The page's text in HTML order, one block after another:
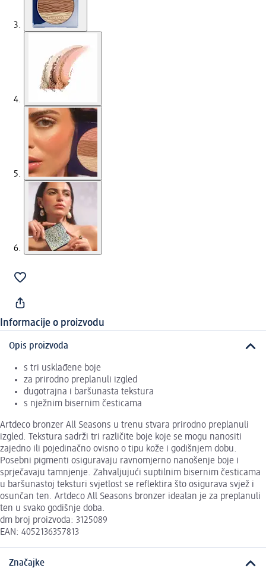
Informacije o proizvodu
Opis proizvoda
s tri usklađene boje
za prirodno preplanuli izgled
dugotrajna i baršunasta tekstura
s nježnim bisernim česticama
Artdeco bronzer All Seasons u trenu stvara prirodno preplanuli
izgled. Tekstura sadrži tri različite boje koje se mogu nanositi
zajedno ili pojedinačno ovisno o tipu kože i godišnjem dobu.
Posebni pigmenti osiguravaju ravnomjerno nanošenje boje i
sprječavaju tamnjenje. Zahvaljujući suptilnim bisernim česticama
u baršunastoj teksturi svjetlost se reflektira što osigurava svjež i
osunčan ten. Artdeco All Seasons bronzer idealan je za preplanuli
ten u svako godišnje doba.
dm broj proizvoda: 3125089
EAN: 4052136357813
Značajke